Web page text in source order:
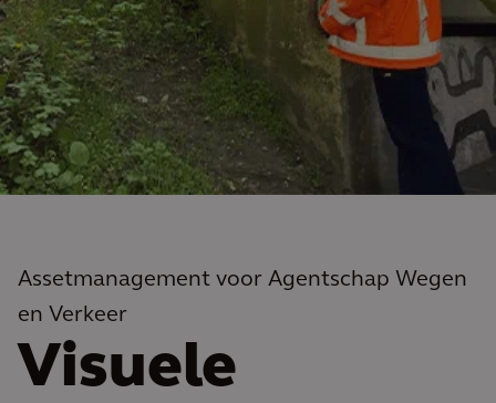
Assetmanagement voor Agentschap Wegen
en Verkeer
Visuele